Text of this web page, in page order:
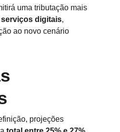
uma tributação mais
serviços digitais,
ao novo cenário
projeções